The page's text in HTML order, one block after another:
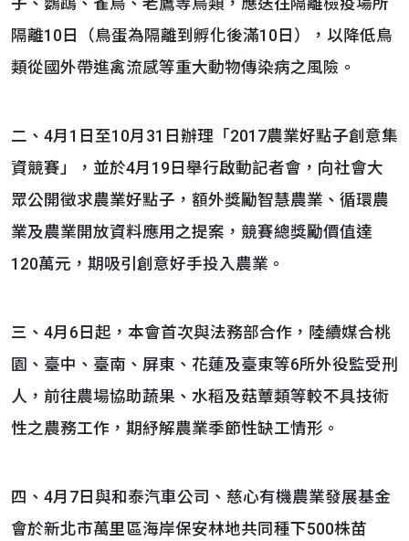
子、鸚鵡、雀鳥、老鷹等鳥類，應送往隔離檢疫場所
隔離10日（鳥蛋為隔離到孵化後滿10日），以降低鳥
類從國外帶進禽流感等重大動物傳染病之風險。
二、4月1日至10月31日辦理「2017農業好點子創意集
資競賽」，並於4月19日舉行啟動記者會，向社會大
眾公開徵求農業好點子，額外獎勵智慧農業、循環農
業及農業開放資料應用之提案，競賽總獎勵價值達
120萬元，期吸引創意好手投入農業。
三、4月6日起，本會首次與法務部合作，陸續媒合桃
園、臺中、臺南、屏東、花蓮及臺東等6所外役監受刑
人，前往農場協助蔬果、水稻及菇蕈類等較不具技術
性之農務工作，期紓解農業季節性缺工情形。
四、4月7日與和泰汽車公司、慈心有機農業發展基金
會於新北市萬里區海岸保安林地共同種下500株苗